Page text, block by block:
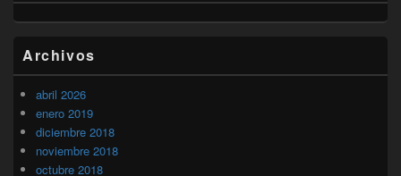
Archivos
abril 2026
enero 2019
diciembre 2018
noviembre 2018
octubre 2018